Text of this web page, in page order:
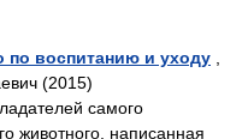
по воспитанию и уходу
(2015)
самого
животного, написанная